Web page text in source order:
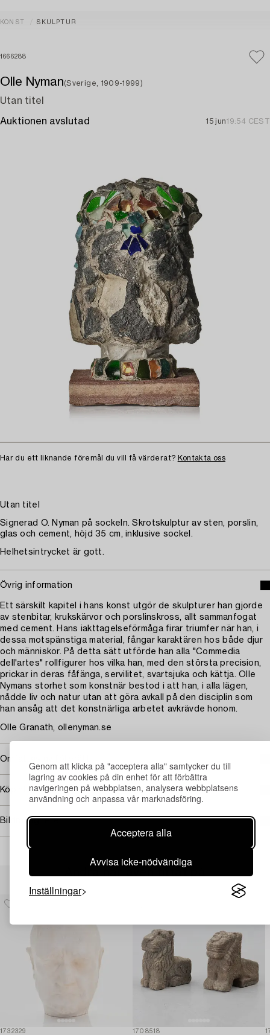
Genom att klicka på "acceptera alla" samtycker du till
lagring av cookies på din enhet för att förbättra
navigeringen på webbplatsen, analysera webbplatsens
användning och anpassa vår marknadsföring.
Acceptera alla
Avvisa icke-nödvändiga
Inställningar
KONST SKULPTUR
1666288
Olle Nyman(Sverige, 1909-1999)
Utan titel
Auktionen avslutad 15 jun19:54 CEST
Har du ett liknande föremål du vill få värderat? Kontakta oss
Utan titel
Signerad O. Nyman på sockeln. Skrotskulptur av sten, porslin,
glas och cement, höjd 35 cm, inklusive sockel.
Helhetsintrycket är gott.
Övrig information
Ett särskilt kapitel i hans konst utgör de skulpturer han gjorde
av stenbitar, krukskärvor och porslinskross, allt sammanfogat
med cement. Hans iakttagelseförmåga firar triumfer när han, i
dessa motspänstiga material, fångar karaktären hos både djur
och människor. På detta sätt utförde han alla "Commedia
dell'artes" rollfigurer hos vilka han, med den största precision,
prickar in deras fåfänga, servilitet, svartsjuka och kättja. Olle
Nymans storhet som konstnär bestod i att han, i alla lägen,
nådde liv och natur utan att göra avkall på den disciplin som
han ansåg att det konstnärliga arbetet avkrävde honom.
Olle Granath, ollenyman.se
Omfattas av följerätt
Köpinformation
Bildrättigheter
1732329 1708518